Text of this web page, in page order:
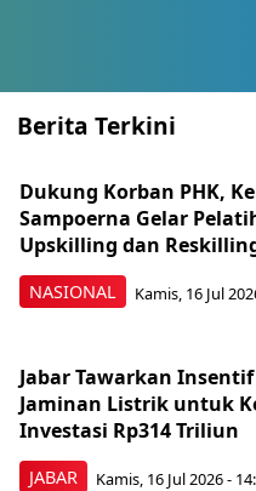
Berita Terkini
NASIONAL
Dukung Korban PHK,
Sampoerna Gelar
Upskilling dan
Kamis, 16 Jul
JABAR
Jabar Tawarkan
Jaminan Listrik untuk
Investasi Rp314 Triliun
Kamis, 16 Jul 2026 -